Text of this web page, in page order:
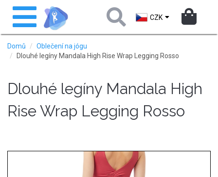
Přejít
hlavnímu
obsahu
Toggle
navigation
CZK
Domů
Oblečení na jógu
Dlouhé legíny Mandala High Rise Wrap Legging Rosso
Dlouhé legíny Mandala High
Rise Wrap Legging Rosso